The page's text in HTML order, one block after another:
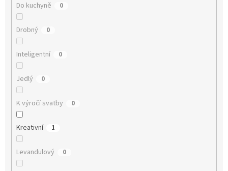
Do kuchyně 0
Drobný 0
Inteligentní 0
Jedlý 0
K výročí svatby 0
Kreativní 1
Levandulový 0